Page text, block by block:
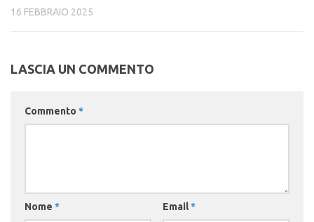
16 FEBBRAIO 2025
LASCIA UN COMMENTO
Commento *
Nome * Email*